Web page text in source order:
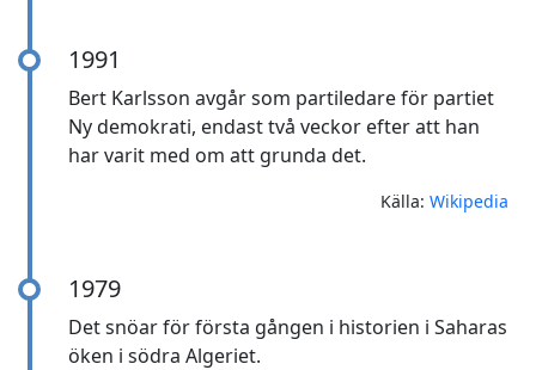
1991
Bert Karlsson avgår som partiledare för partiet
Ny demokrati, endast två veckor efter att han
har varit med om att grunda det.
Källa:Wikipedia
1979
Det snöar för första gången i historien i Saharas
öken i södra Algeriet.